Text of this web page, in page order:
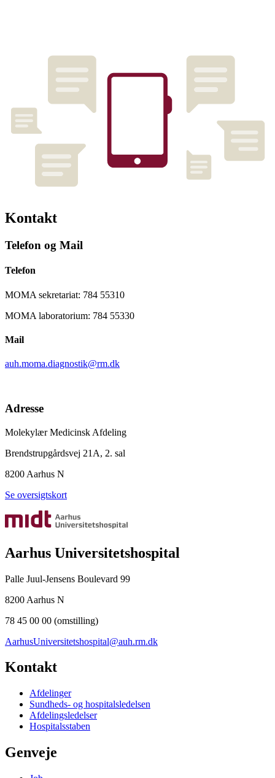
Kontakt
Telefon og Mail
Telefon
MOMA sekretariat: 784 55310
MOMA laboratorium: 784 55330
Mail
auh.moma.diagnostik@rm.dk
Adresse
Molekylær Medicinsk Afdeling
Brendstrupgårdsvej 21A, 2. sal
8200 Aarhus N
Se oversigtskort
Aarhus Universitetshospital
Palle Juul-Jensens Boulevard 99
8200 Aarhus N
78 45 00 00 (omstilling)
AarhusUniversitetshospital@auh.rm.dk
Kontakt
Afdelinger
Sundheds- og hospitalsledelsen
Afdelingsledelser
Hospitalsstaben
Genveje